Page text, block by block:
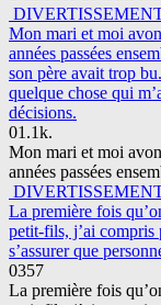
Mon mari et moi
années passées
son père avait trop
quelque chose qui
décisions.
01.1k.
Mon mari et moi
années passées
La première fois
petit-fils, j’ai compris
s’assurer que
0357
La première fois